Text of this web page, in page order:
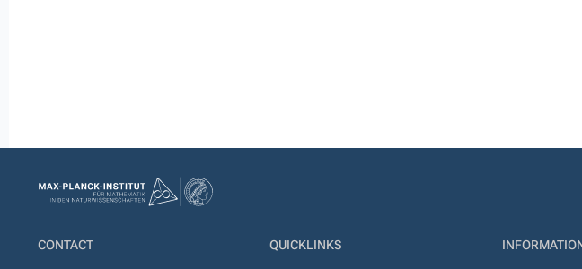
CONTACT QUICKLINKS